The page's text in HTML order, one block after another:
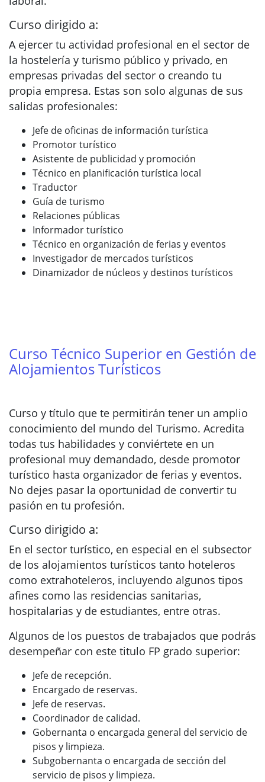
Curso dirigido a:
A ejercer tu actividad profesional en el sector de
la hostelería y turismo público y privado, en
empresas privadas del sector o creando tu
propia empresa. Estas son solo algunas de sus
salidas profesionales:
Jefe de oficinas de información turística
Promotor turístico
Asistente de publicidad y promoción
Técnico en planificación turística local
Traductor
Guía de turismo
Relaciones públicas
Informador turístico
Técnico en organización de ferias y eventos
Investigador de mercados turísticos
Dinamizador de núcleos y destinos turísticos
Curso Técnico Superior en Gestión de
Alojamientos Turísticos
Curso y título que te permitirán tener un amplio
conocimiento del mundo del Turismo. Acredita
todas tus habilidades y conviértete en un
profesional muy demandado, desde promotor
turístico hasta organizador de ferias y eventos.
No dejes pasar la oportunidad de convertir tu
pasión en tu profesión.
Curso dirigido a:
En el sector turístico, en especial en el subsector
de los alojamientos turísticos tanto hoteleros
como extrahoteleros, incluyendo algunos tipos
afines como las residencias sanitarias,
hospitalarias y de estudiantes, entre otras.
Algunos de los puestos de trabajados que podrás
desempeñar con este titulo FP grado superior:
Jefe de recepción.
Encargado de reservas.
Jefe de reservas.
Coordinador de calidad.
Gobernanta o encargada general del servicio de
pisos y limpieza.
Subgobernanta o encargada de sección del
servicio de pisos y limpieza.